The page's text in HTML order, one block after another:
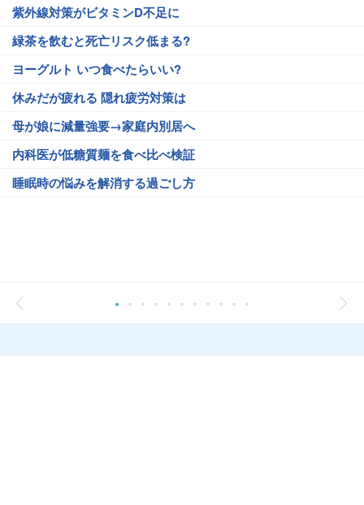
紫外線対策がビタミンD不足に
緑茶を飲むと死亡リスク低まる?
ヨーグルト いつ食べたらいい?
休みだが疲れる 隠れ疲労対策は
母が娘に減量強要→家庭内別居へ
内科医が低糖質麺を食べ比べ検証
睡眠時の悩みを解消する過ごし方